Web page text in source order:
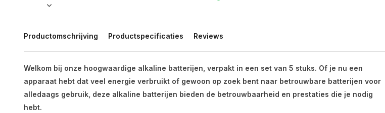
Productomschrijving Productspecificaties Reviews
Welkom bij onze hoogwaardige alkaline batterijen, verpakt in een set van 5 stuks. Of je nu een
apparaat hebt dat veel energie verbruikt of gewoon op zoek bent naar betrouwbare batterijen voor
alledaags gebruik, deze alkaline batterijen bieden de betrouwbaarheid en prestaties die je nodig
hebt.